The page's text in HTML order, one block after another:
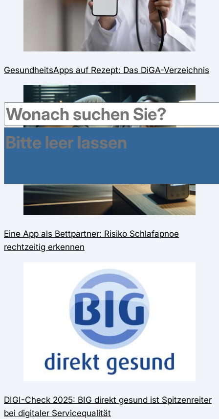
GesundheitsApps auf Rezept: Das DiGA-Verzeichnis
Eine App als Bettpartner: Risiko Schlafapnoe
rechtzeitig erkennen
DIGI-Check 2025: BIG direkt gesund ist Spitzenreiter
bei digitaler Servicequalität